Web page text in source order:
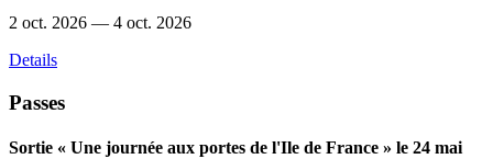
2 oct. 2026 — 4 oct. 2026
Details
Passes
Sortie « Une journée aux portes de l'Ile de France » le 24 mai